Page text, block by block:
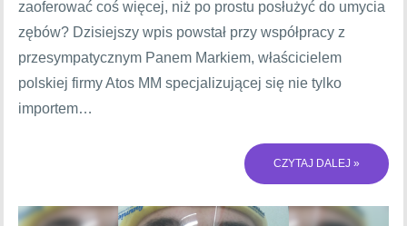
zaoferować coś więcej, niż po prostu posłużyć do umycia
zębów? Dzisiejszy wpis powstał przy współpracy z
przesympatycznym Panem Markiem, właścicielem
polskiej firmy Atos MM specjalizującej się nie tylko
importem…
CZYTAJ DALEJ »